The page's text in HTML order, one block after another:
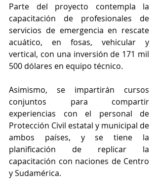
Parte del proyecto contempla la
capacitación de profesionales de
servicios de emergencia en rescate
acuático, en fosas, vehicular y
vertical, con una inversión de 171 mil
500 dólares en equipo técnico.
Asimismo, se impartirán cursos
conjuntos para compartir
experiencias con el personal de
Protección Civil estatal y municipal de
ambos países, y se tiene la
planificación de replicar la
capacitación con naciones de Centro
y Sudamérica.